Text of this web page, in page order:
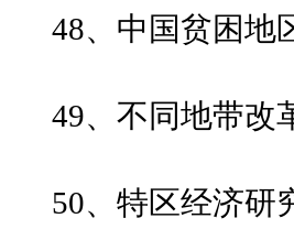
48、中国贫困地
49、不同地带改
50、特区经济研